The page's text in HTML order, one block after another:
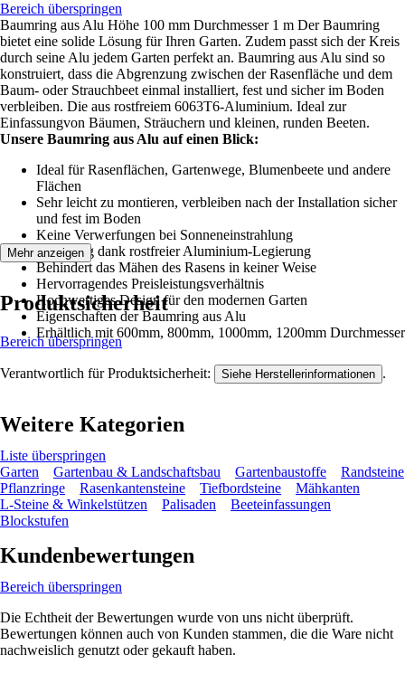
Bereich überspringen
Baumring aus Alu Höhe 100 mm Durchmesser 1 m Der Baumring
bietet eine solide Lösung für Ihren Garten. Zudem passt sich der Kreis
durch seine Alu jedem Garten perfekt an. Baumring aus Alu sind so
konstruiert, dass die Abgrenzung zwischen der Rasenfläche und dem
Baum- oder Strauchbeet einmal installiert, fest und sicher im Boden
verbleiben. Die aus rostfreiem 6063T6-Aluminium. Ideal zur
Einfassungvon Bäumen, Sträuchern und kleinen, runden Beeten.
Unsere Baumring aus Alu auf einen Blick:
Ideal für Rasenflächen, Gartenwege, Blumenbeete und andere
Flächen
Sehr leicht zu montieren, verbleiben nach der Installation sicher
und fest im Boden
Keine Verwerfungen bei Sonneneinstrahlung
Langlebig dank rostfreier Aluminium-Legierung
Вehindert das Mähen des Rasens in keiner Weise
Hervorragendes Preisleistungsverhältnis
Hochwertiges Design für den modernen Garten
Eigenschaften der Baumring aus Alu
Еrhältlich mit 600mm, 800mm, 1000mm, 1200mm Durchmesser
Mehr anzeigen
Produktsicherheit
Bereich überspringen
Verantwortlich für Produktsicherheit: Siehe Herstellerinformationen .
Weitere Kategorien
Liste überspringen
Garten
Gartenbau & Landschaftsbau Gartenbaustoffe
Randsteine
Pflanzringe
Rasenkantensteine Tiefbordsteine
Mähkanten
L-Steine & Winkelstützen
Palisaden
Beeteinfassungen
Blockstufen
Kundenbewertungen
Bereich überspringen
Die Echtheit der Bewertungen wurde von uns nicht überprüft.
Bewertungen können auch von Kunden stammen, die die Ware nicht
nachweislich genutzt oder gekauft haben.